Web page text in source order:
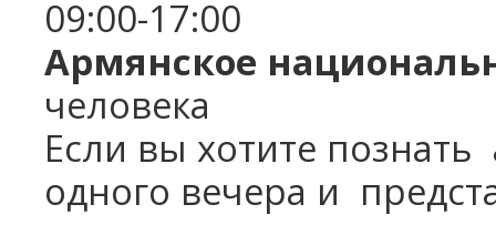
09:00-17:00
Армянское
человека
Если вы хотите познать
одного вечера и